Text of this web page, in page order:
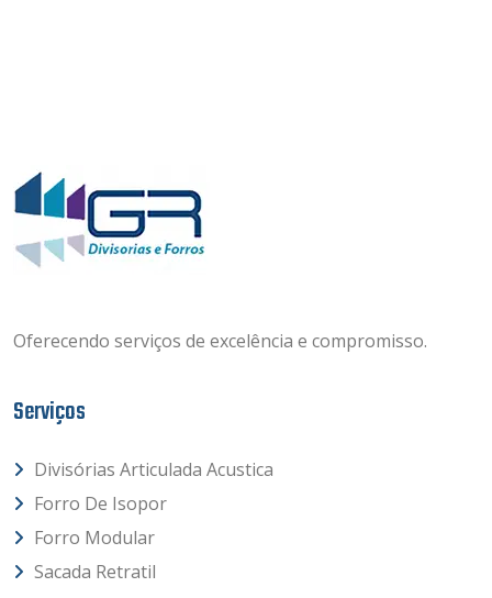
Oferecendo serviços de excelência e compromisso.
Serviços
Divisórias Articulada Acustica
Forro De Isopor
Forro Modular
Sacada Retratil